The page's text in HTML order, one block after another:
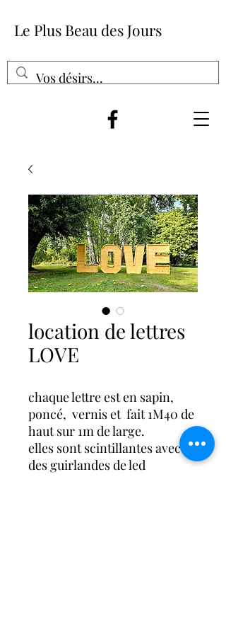
Le Plus Beau des Jours
location de lettres
LOVE
chaque lettre est en sapin,
poncé, vernis et fait 1M40 de
haut sur 1m de large.
elles sont scintillantes avec
des guirlandes de led